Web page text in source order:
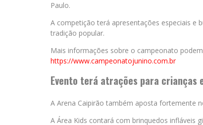
Paulo.
A competição terá apresentações especiais e
tradição popular.
Mais informações sobre o campeonato
https://www.campeonatojunino.com.br
Evento terá atrações para crianças
A Arena Caipirão também aposta fortemente
A Área Kids contará com brinquedos infláveis